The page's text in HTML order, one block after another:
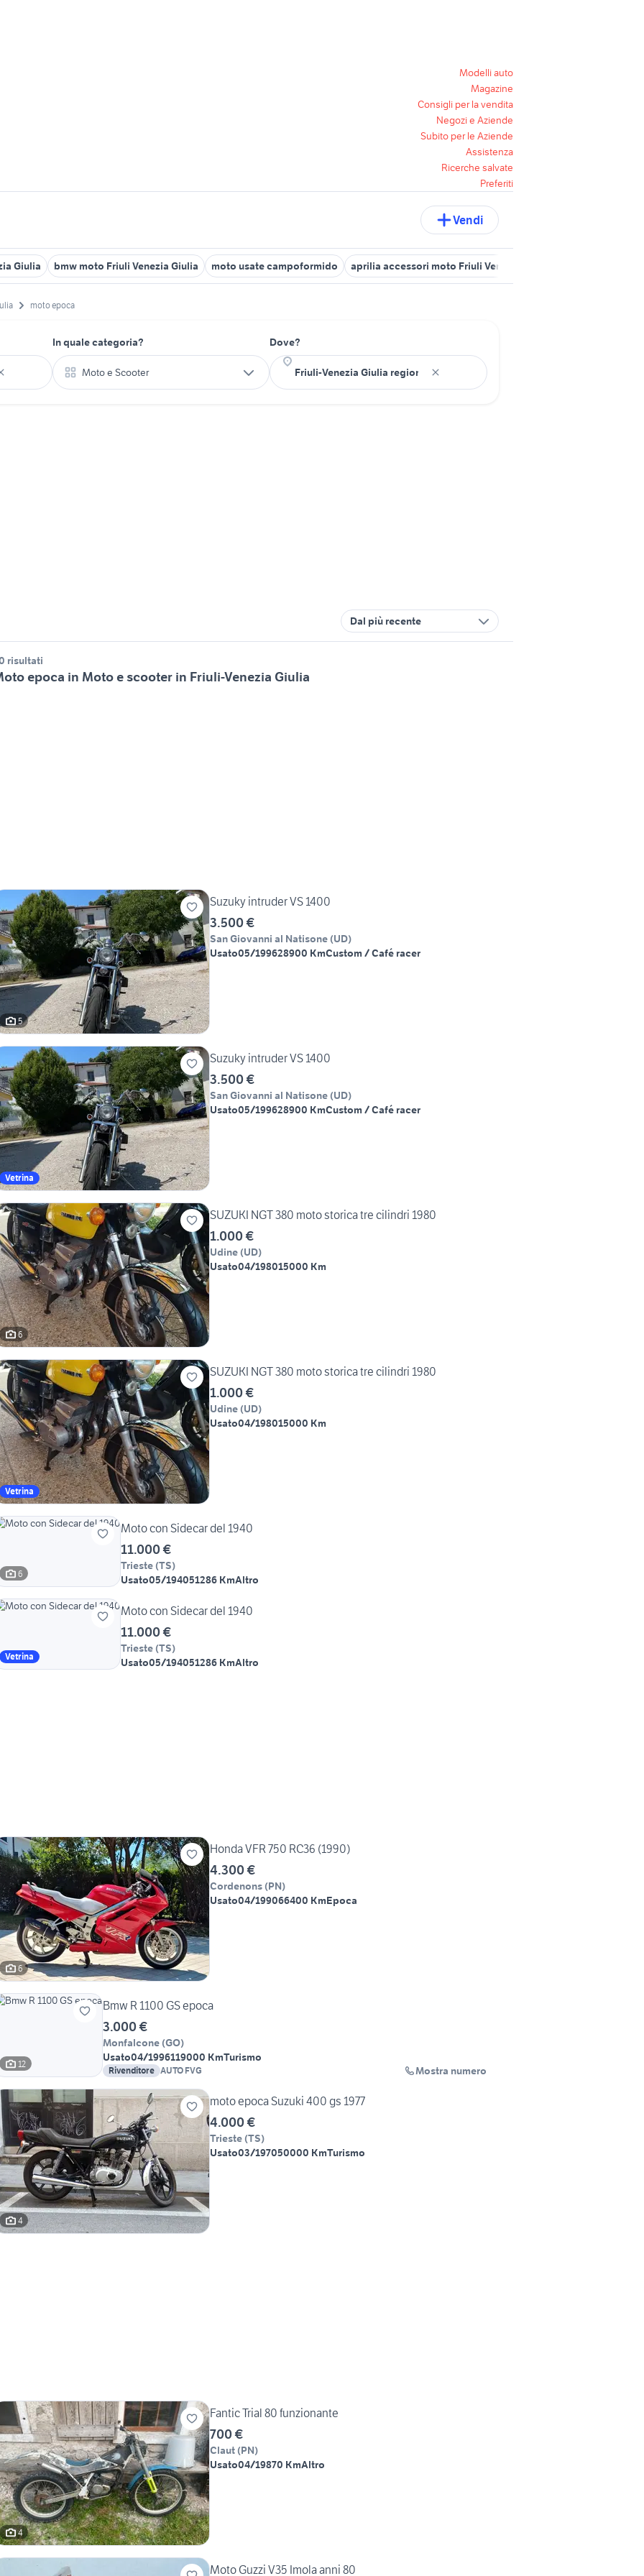
Modelli auto
Magazine
Consigli per la vendita
Negozi e Aziende
Subito per le Aziende
Assistenza
Ricerche salvate
Preferiti
Vendi
Giulia bmw moto Friuli Venezia Giulia moto usate campoformido aprilia accessori moto Friuli Venezia Giulia
moto epoca
In quale categoria?
Moto e Scooter
Dove?
Dal più recente
risultati
epoca in Moto e scooter in Friuli-Venezia Giulia
5
Suzuky intruder VS 1400
3.500 €
San Giovanni al Natisone (UD)
Usato05/199628900 KmCustom / Café racer
Vetrina
Suzuky intruder VS 1400
3.500 €
San Giovanni al Natisone (UD)
Usato05/199628900 KmCustom / Café racer
6
SUZUKI NGT 380 moto storica tre cilindri 1980
1.000 €
Udine (UD)
Usato04/198015000 Km
Vetrina
SUZUKI NGT 380 moto storica tre cilindri 1980
1.000 €
Udine (UD)
Usato04/198015000 Km
6
Moto con Sidecar del 1940
11.000 €
Trieste (TS)
Usato05/194051286 KmAltro
Vetrina
Moto con Sidecar del 1940
11.000 €
Trieste (TS)
Usato05/194051286 KmAltro
6
Honda VFR 750 RC36 (1990)
4.300 €
Cordenons (PN)
Usato04/199066400 KmEpoca
12
Bmw R 1100 GS epoca
3.000 €
Monfalcone (GO)
Usato04/1996119000 KmTurismo
Rivenditore AUTO FVG Mostra numero
4
moto epoca Suzuki 400 gs 1977
4.000 €
Trieste (TS)
Usato03/197050000 KmTurismo
4
Fantic Trial 80 funzionante
700 €
Claut (PN)
Usato04/19870 KmAltro
Moto Guzzi V35 Imola anni 80